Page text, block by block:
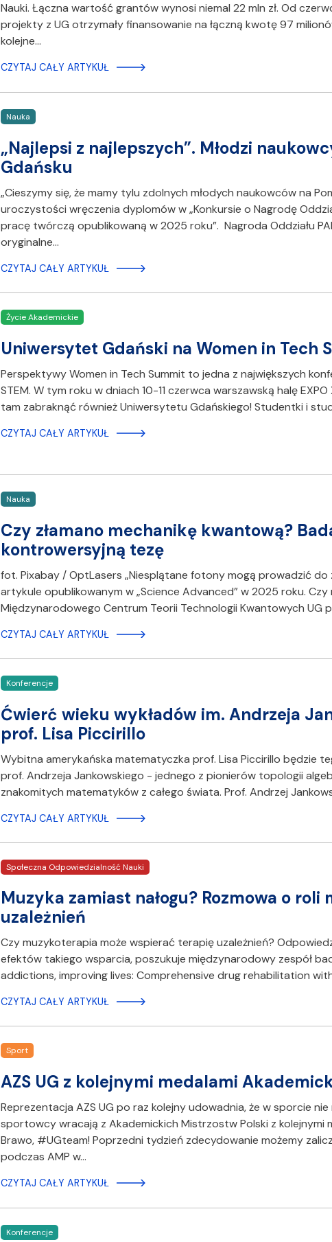
Nauki. Łączna wartość grantów wynosi niemal 22 mln zł. Od
projekty z UG otrzymały finansowanie na łączną kwotę 97
kolejne…
CZYTAJ CAŁY ARTYKUŁ
Nauka
„Najlepsi z najlepszych”. Młodzi
Gdańsku
„Cieszymy się, że mamy tylu zdolnych młodych naukowców na
uroczystości wręczenia dyplomów w „Konkursie o Nagrodę
pracę twórczą opublikowaną w 2025 roku”. Nagroda Oddziału
oryginalne…
CZYTAJ CAŁY ARTYKUŁ
Życie Akademickie
Uniwersytet Gdański na Women in Tech
Perspektywy Women in Tech Summit to jedna z największych
STEM. W tym roku w dniach 10-11 czerwca warszawską halę
tam zabraknąć również Uniwersytetu Gdańskiego! Studentki i
CZYTAJ CAŁY ARTYKUŁ
Nauka
Czy złamano mechanikę kwantową?
kontrowersyjną tezę
fot. Pixabay / OptLasers „Niesplątane fotony mogą prowadzić do
artykule opublikowanym w „Science Advanced” w 2025 roku.
Międzynarodowego Centrum Teorii Technologii Kwantowych UG
CZYTAJ CAŁY ARTYKUŁ
Konferencje
Ćwierć wieku wykładów im. Andrzeja
prof. Lisa Piccirillo
Wybitna amerykańska matematyczka prof. Lisa Piccirillo będzie
prof. Andrzeja Jankowskiego - jednego z pionierów topologii
znakomitych matematyków z całego świata. Prof. Andrzej
CZYTAJ CAŁY ARTYKUŁ
Społeczna Odpowiedzialność Nauki
Muzyka zamiast nałogu? Rozmowa o
uzależnień
Czy muzykoterapia może wspierać terapię uzależnień?
efektów takiego wsparcia, poszukuje międzynarodowy zespół
addictions, improving lives: Comprehensive drug rehabilitation
CZYTAJ CAŁY ARTYKUŁ
Sport
AZS UG z kolejnymi medalami
Reprezentacja AZS UG po raz kolejny udowadnia, że w sporcie
sportowcy wracają z Akademickich Mistrzostw Polski z kolejnymi
Brawo, #UGteam! Poprzedni tydzień zdecydowanie możemy
podczas AMP w…
CZYTAJ CAŁY ARTYKUŁ
Konferencje